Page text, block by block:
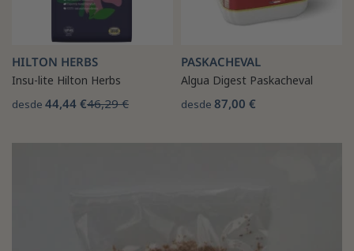
HILTON HERBS
Insu-lite Hilton Herbs
desde 44,44 €46,29 €
PASKACHEVAL
Algua Digest Paskacheval
desde 87,00 €